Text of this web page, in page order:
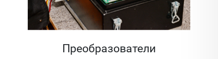
Преобразователи